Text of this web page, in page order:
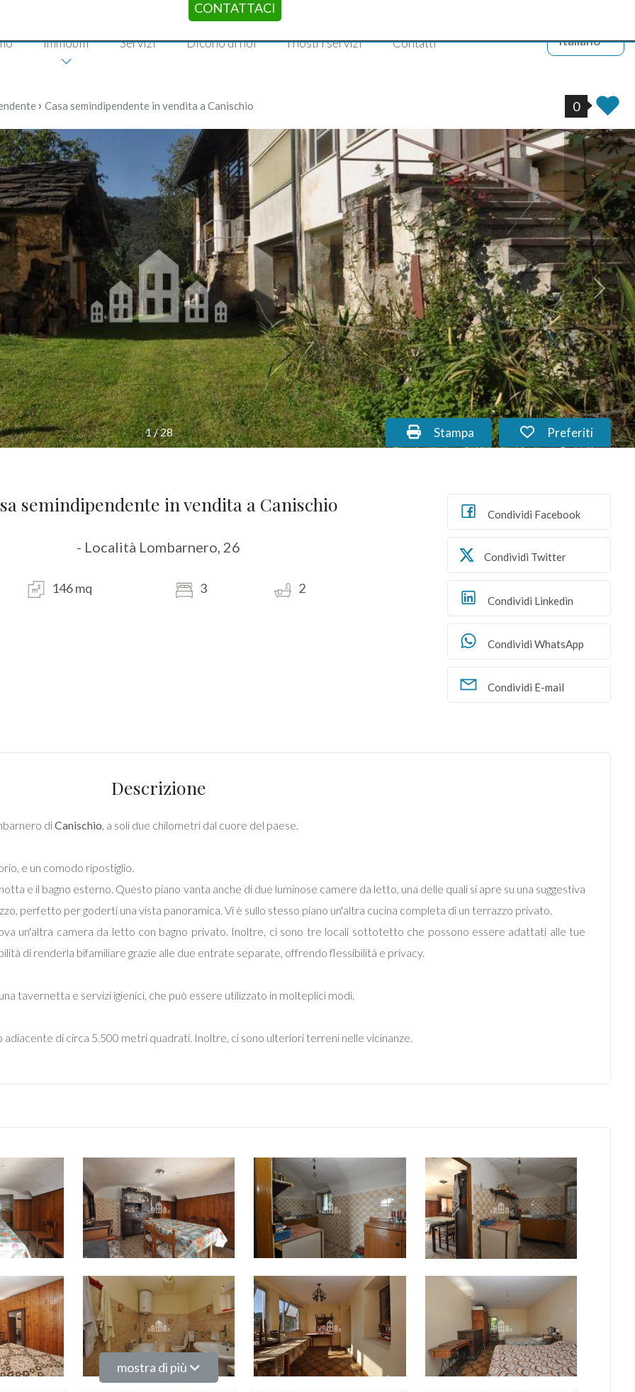
Immobili Servizi Dicono di noi I nostri servizi Contatti Italiano
CONTATTACI
› Casa semindipendente in vendita a Canischio 0
1/28
semindipendente in vendita a Canischio
- Località Lombarnero, 26
146 mq 3 2
Preferiti: Cod.
Preferiti
Stampa: Cod. AN_0104
Stampa
Condividi Facebook
Condividi Twitter
Condividi Linkedin
Condividi WhatsApp
Condividi E-mail
Descrizione
diCanischio, a soli due chilometri dal cuore del paese.
e un comodo ripostiglio.
e il bagno esterno. Questo piano vanta anche di due luminose camere da letto, una delle quali si apre su una suggestiva
perfetto per goderti una vista panoramica. Vi è sullo stesso piano un'altra cucina completa di un terrazzo privato.
un'altra camera da letto con bagno privato. Inoltre, ci sono tre locali sottotetto che possono essere adattati alle tue
di renderla bifamiliare grazie alle due entrate separate, offrendo flessibilità e privacy.
tavernetta e servizi igienici, che può essere utilizzato in molteplici modi.
di circa 5.500 metri quadrati. Inoltre, ci sono ulteriori terreni nelle vicinanze.
mostra di più